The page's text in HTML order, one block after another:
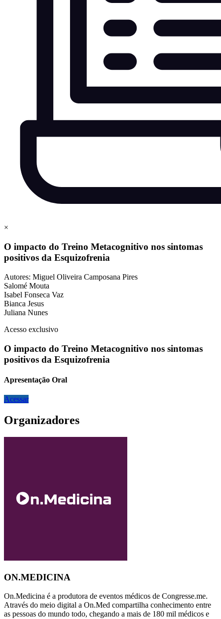
×
O impacto do Treino Metacognitivo nos sintomas
positivos da Esquizofrenia
Autores: Miguel Oliveira Camposana Pires
Salomé Mouta
Isabel Fonseca Vaz
Bianca Jesus
Juliana Nunes
Acesso exclusivo
O impacto do Treino Metacognitivo nos sintomas
positivos da Esquizofrenia
Apresentação Oral
Acessar
Organizadores
ON.MEDICINA
On.Medicina é a produtora de eventos médicos de Congresse.me.
Através do meio digital a On.Med compartilha conhecimento entre
as pessoas do mundo todo, chegando a mais de 180 mil médicos e